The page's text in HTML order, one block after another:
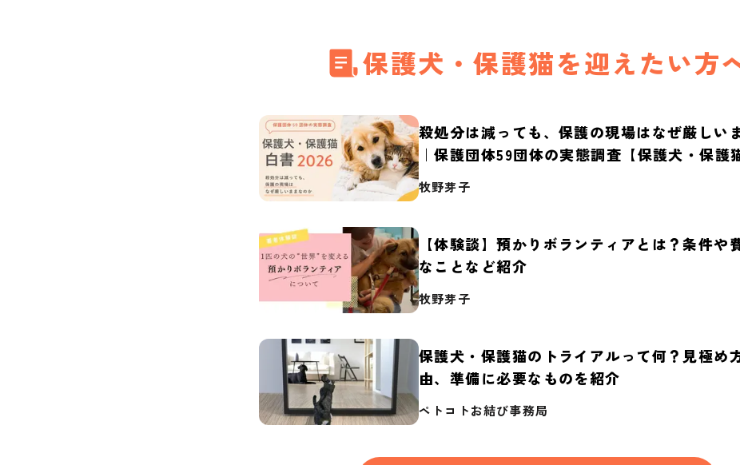
保護犬・保護猫を迎えたい方
殺処分は減っても、保護の現場はなぜ厳しい
｜保護団体59団体の実態調査【保護犬・保護
2026】
牧野芽子
【体験談】預かりボランティアとは？条件や
なことなど紹介
牧野芽子
保護犬・保護猫のトライアルって何？見極め
由、準備に必要なものを紹介
ペトコトお結び事務局